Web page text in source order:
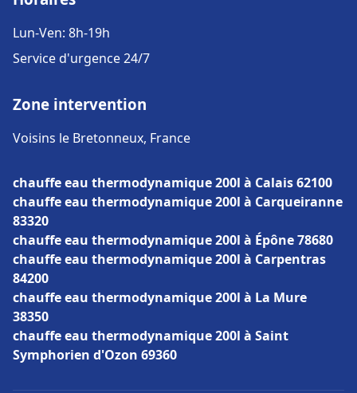
Lun-Ven: 8h-19h
Service d'urgence 24/7
Zone intervention
Voisins le Bretonneux, France
chauffe eau thermodynamique 200l à Calais 62100
chauffe eau thermodynamique 200l à Carqueiranne
83320
chauffe eau thermodynamique 200l à Épône 78680
chauffe eau thermodynamique 200l à Carpentras
84200
chauffe eau thermodynamique 200l à La Mure
38350
chauffe eau thermodynamique 200l à Saint
Symphorien d'Ozon 69360